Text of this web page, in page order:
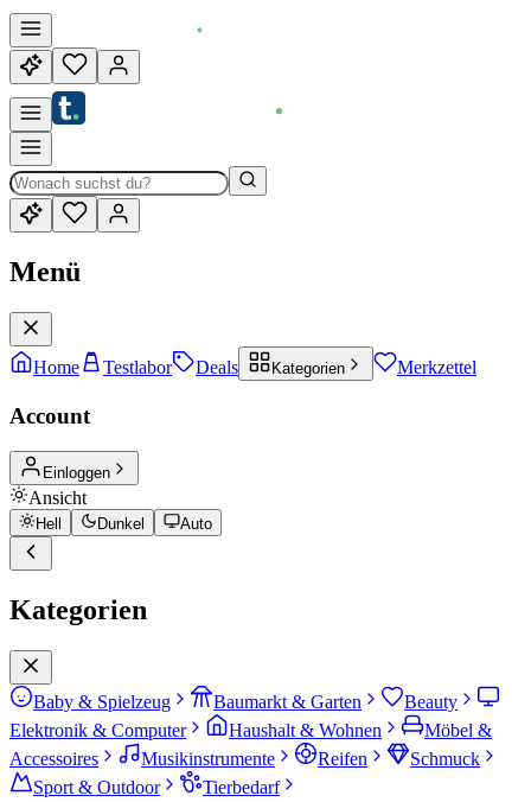
Menü
Home Testlabor Deals Kategorien Merkzettel
Account
Einloggen
Ansicht
Hell Dunkel Auto
Kategorien
Baby & Spielzeug Baumarkt & Garten
Beauty
Elektronik & Computer
Haushalt & Wohnen
Möbel &
Accessoires
Musikinstrumente Reifen
Schmuck
Sport & Outdoor
Tierbedarf